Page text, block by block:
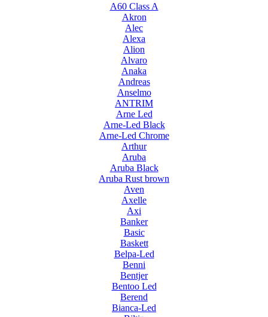
A60 Class A
Akron
Alec
Alexa
Alion
Alvaro
Anaka
Andreas
Anselmo
ANTRIM
Arne Led
Arne-Led Black
Arne-Led Chrome
Arthur
Aruba
Aruba Black
Aruba Rust brown
Aven
Axelle
Axi
Banker
Basic
Baskett
Belpa-Led
Benni
Bentjer
Bentoo Led
Berend
Bianca-Led